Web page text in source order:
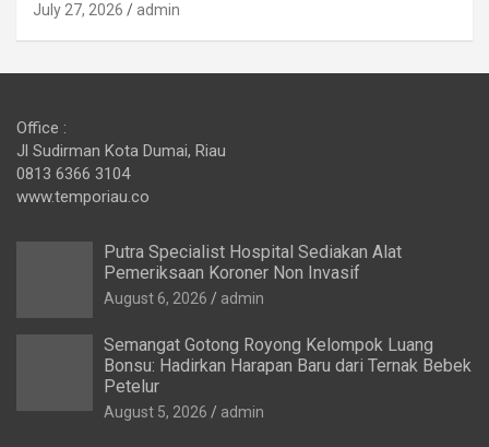
July 27, 2026 admin
Office :
Jl Sudirman Kota Dumai, Riau
0813 6366 3104
www.temporiau.co
Putra Specialist Hospital Sediakan Alat
Pemeriksaan Koroner Non Invasif
August 6, 2026 admin
Semangat Gotong Royong Kelompok Luang
Bonsu: Hadirkan Harapan Baru dari Ternak Bebek
Petelur
August 5, 2026 admin